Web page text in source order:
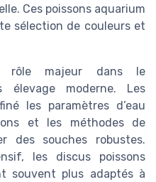
Ces poissons aquarium
sélection de couleurs et
rôle majeur dans le
élevage moderne. Les
les paramètres d’eau
et les méthodes de
des souches robustes.
les discus poissons
souvent plus adaptés à